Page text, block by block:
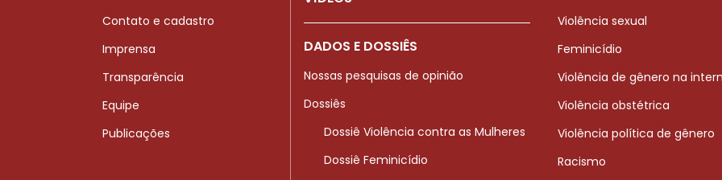
Contato e cadastro
Imprensa
Transparência
Equipe
Publicações
DADOS E DOSSIÊS
Nossas pesquisas de opinião
Dossiês
Dossiê Violência contra as Mulheres
Dossiê Feminicídio
Violência sexual
Feminicídio
Violência de gênero na
Violência obstétrica
Violência política de gênero
Racismo